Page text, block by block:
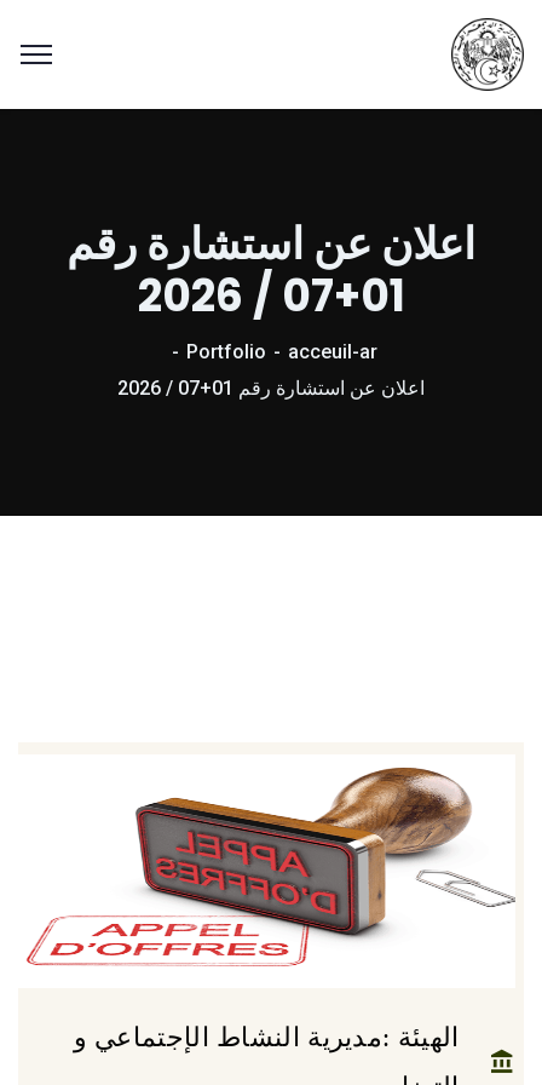
اعلان عن استشارة رقم
01+07 / 2026
acceuil-ar
Portfolio
اعلان عن استشارة رقم 01+07 / 2026
الهيئة :مديرية النشاط الإجتماعي و